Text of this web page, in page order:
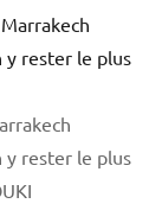
y rester le plus